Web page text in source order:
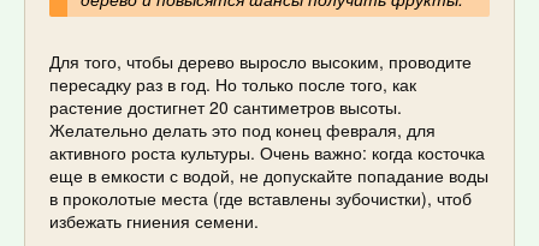
Для того, чтобы дерево выросло высоким, проводите
пересадку раз в год. Но только после того, как
растение достигнет 20 сантиметров высоты.
Желательно делать это под конец февраля, для
активного роста культуры. Очень важно: когда косточка
еще в емкости с водой, не допускайте попадание воды
в проколотые места (где вставлены зубочистки), чтоб
избежать гниения семени.